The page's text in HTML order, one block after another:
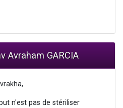
Avraham GARCIA
n'est pas de stériliser